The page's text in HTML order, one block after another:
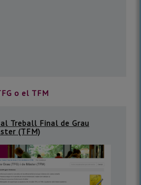
o el TFM
Treball Final de Grau
(TFM)